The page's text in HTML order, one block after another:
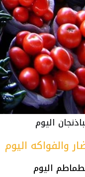
اليوم
والفواكه اليوم
اليوم